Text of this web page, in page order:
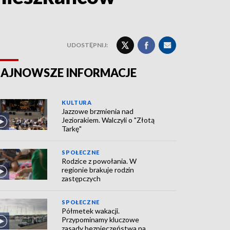
UDOSTĘPNIJ:
INFORMACJE
KULTURA
Jazzowe brzmienia nad
Jeziorakiem. Walczyli o "Złotą
Tarkę"
SPOŁECZNE
Rodzice z powołania. W
regionie brakuje rodzin
zastępczych
SPOŁECZNE
Półmetek wakacji.
Przypominamy kluczowe
zasady bezpieczeństwa na